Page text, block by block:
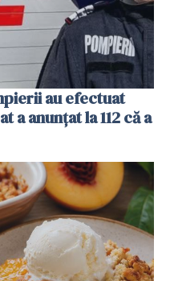
au efectuat
a anunțat la 112 că a